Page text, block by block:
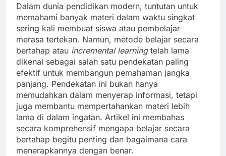
Dalam dunia pendidikan modern, tuntutan untuk
memahami banyak materi dalam waktu singkat
sering kali membuat siswa atau pembelajar
merasa tertekan. Namun, metode belajar secara
bertahap atau incremental learningtelah lama
dikenal sebagai salah satu pendekatan paling
efektif untuk membangun pemahaman jangka
panjang. Pendekatan ini bukan hanya
memudahkan dalam menyerap informasi, tetapi
juga membantu mempertahankan materi lebih
lama di dalam ingatan. Artikel ini membahas
secara komprehensif mengapa belajar secara
bertahap begitu penting dan bagaimana cara
menerapkannya dengan benar.